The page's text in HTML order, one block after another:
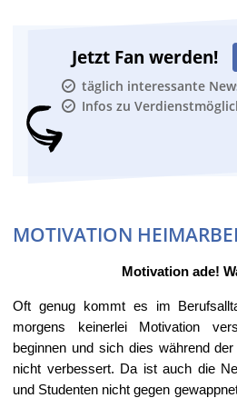
Jetzt Fan werden!
täglich interessante
Infos zu
MOTIVATION
Motivation ade!
Oft genug kommt es im
morgens keinerlei Motivation
beginnen und sich dies während
nicht verbessert. Da ist auch die
und Studenten nicht gegen